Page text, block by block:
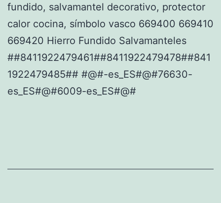
fundido, salvamantel decorativo, protector
calor cocina, símbolo vasco 669400 669410
669420 Hierro Fundido Salvamanteles
##8411922479461##8411922479478##841
1922479485## #@#-es_ES#@#76630-
es_ES#@#6009-es_ES#@#